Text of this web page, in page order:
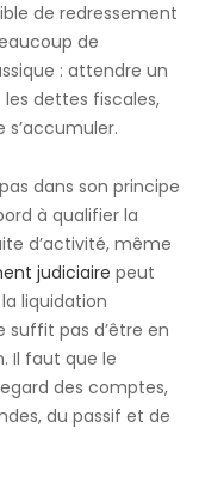
de redressement
de
: attendre un
les dettes fiscales,
dans son principe
à qualifier la
d’activité, même
judiciaire peut
liquidation
suffit pas d’être en
Il faut que le
des comptes,
du passif et de